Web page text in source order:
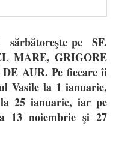
sărbătoreşte pe SF.
MARE, GRIGORE
AUR. Pe fiecare îi
Vasile la 1 ianuarie,
25 ianuarie, iar pe
13 noiembrie şi 27